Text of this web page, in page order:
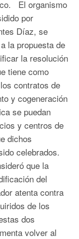
El organismo
por
Díaz, se
la propuesta de
la resolución
tiene como
contratos de
y cogeneración
se puedan
y centros de
dichos
celebrados.
que la
del
atenta contra
de los
dos
volver al